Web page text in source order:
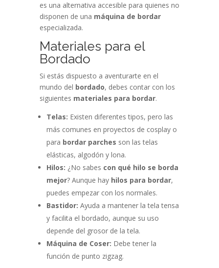
es una alternativa accesible para quienes no
disponen de una máquina de bordar
especializada.
Materiales para el
Bordado
Si estás dispuesto a aventurarte en el
mundo del bordado, debes contar con los
siguientes materiales para bordar.
Telas: Existen diferentes tipos, pero las
más comunes en proyectos de cosplay o
para bordar parches son las telas
elásticas, algodón y lona.
Hilos: ¿No sabes con qué hilo se borda
mejor? Aunque hay hilos para bordar,
puedes empezar con los normales.
Bastidor: Ayuda a mantener la tela tensa
y facilita el bordado, aunque su uso
depende del grosor de la tela.
Máquina de Coser: Debe tener la
función de punto zigzag.